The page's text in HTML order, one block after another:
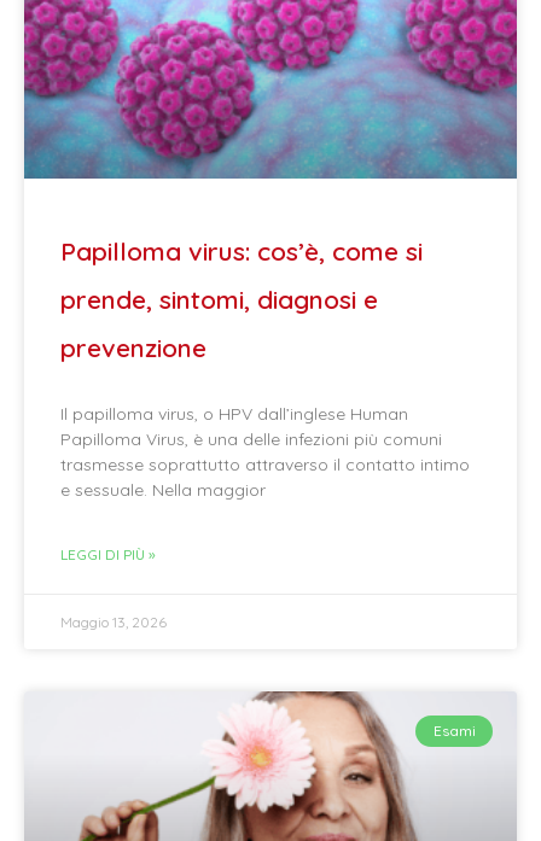
Papilloma virus: cos’è, come si
prende, sintomi, diagnosi e
prevenzione
Il papilloma virus, o HPV dall’inglese Human
Papilloma Virus, è una delle infezioni più comuni
trasmesse soprattutto attraverso il contatto intimo
e sessuale. Nella maggior
LEGGI DI PIÙ »
Maggio 13, 2026
Esami